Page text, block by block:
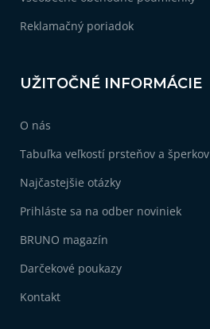
Reklamačný poriadok
UŽITOČNÉ INFORMÁCIE
O nás
Tabuľka veľkostí prsteňov a šperkov
Najčastejšie otázky
Prihláste sa na odber noviniek
BRUNO magazín
Darčekové poukazy
Kontakt